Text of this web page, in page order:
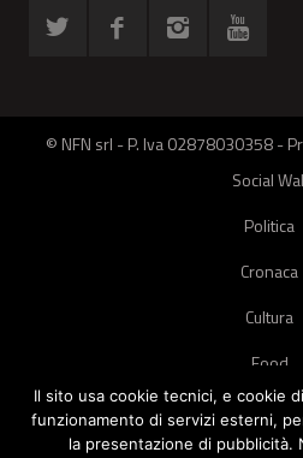
© NFN srl - P. Iva 02878030358 -
Social
Politica
Cronaca
Cultura
Food
Green
Il sito usa cookie tecnici, e cookie
funzionamento di servizi esterni,
la presentazione di pubblicità.